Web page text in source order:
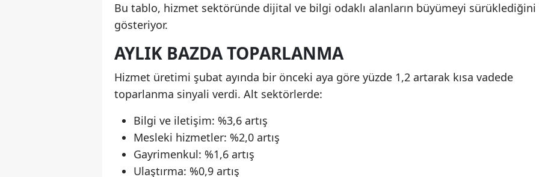
Bu tablo, hizmet sektöründe dijital ve bilgi odaklı alanların büyümeyi sürüklediğini
gösteriyor.
AYLIK BAZDA TOPARLANMA
Hizmet üretimi şubat ayında bir önceki aya göre yüzde 1,2 artarak kısa vadede
toparlanma sinyali verdi. Alt sektörlerde:
Bilgi ve iletişim: %3,6 artış
Mesleki hizmetler: %2,0 artış
Gayrimenkul: %1,6 artış
Ulaştırma: %0,9 artış